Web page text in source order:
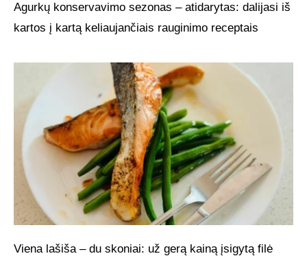
Agurkų konservavimo sezonas – atidarytas: dalijasi iš
kartos į kartą keliaujančiais rauginimo receptais
Viena lašiša – du skoniai: už gerą kainą įsigytą filė